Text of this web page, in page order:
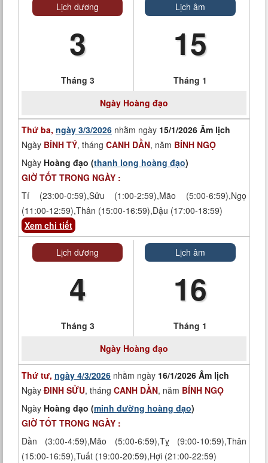
Lịch dương
3
Tháng 3
Lịch âm
15
Tháng 1
Ngày Hoàng đạo
Thứ ba, ngày 3/3/2026 nhằm ngày 15/1/2026 Âm lịch
Ngày BÍNH TÝ, tháng CANH DẦN, năm BÍNH NGỌ
Ngày Hoàng đạo (thanh long hoàng đạo)
GIỜ TỐT TRONG NGÀY :
Tí (23:00-0:59),Sửu (1:00-2:59),Mão (5:00-6:59),Ngọ
(11:00-12:59),Thân (15:00-16:59),Dậu (17:00-18:59)
Xem chi tiết
Lịch dương
4
Tháng 3
Lịch âm
16
Tháng 1
Ngày Hoàng đạo
Thứ tư, ngày 4/3/2026 nhằm ngày 16/1/2026 Âm lịch
Ngày ĐINH SỬU, tháng CANH DẦN, năm BÍNH NGỌ
Ngày Hoàng đạo (minh đường hoàng đạo)
GIỜ TỐT TRONG NGÀY :
Dần (3:00-4:59),Mão (5:00-6:59),Tỵ (9:00-10:59),Thân
(15:00-16:59),Tuất (19:00-20:59),Hợi (21:00-22:59)